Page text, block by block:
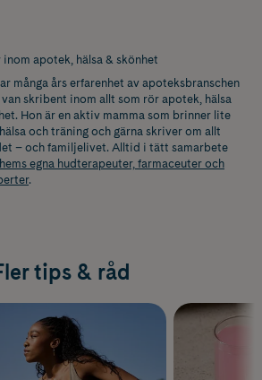
apotek, hälsa & skönhet
många års erfarenhet av apoteksbranschen
van skribent inom allt som rör apotek, hälsa
Hon är en aktiv mamma som brinner lite
och träning och gärna skriver om allt
– och familjelivet. Alltid i tätt samarbete
egna hudterapeuter, farmaceuter och
.
tips & råd